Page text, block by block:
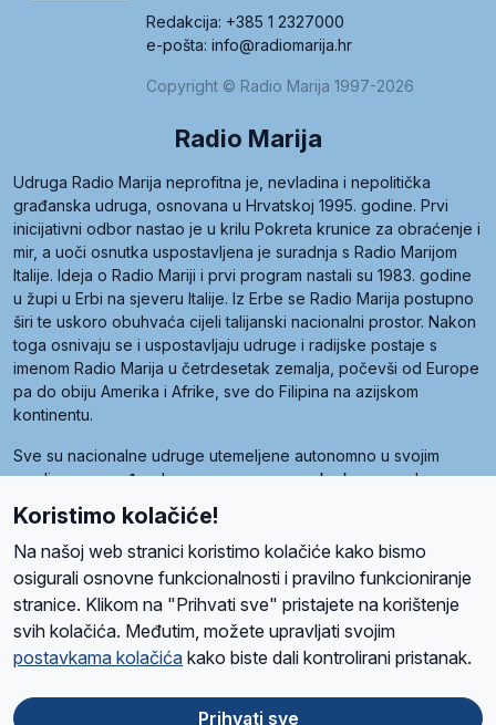
Redakcija: +385 1 2327000
e-pošta: info@radiomarija.hr
Copyright © Radio Marija 1997-2026
Radio Marija
Udruga Radio Marija neprofitna je, nevladina i nepolitička
građanska udruga, osnovana u Hrvatskoj 1995. godine. Prvi
inicijativni odbor nastao je u krilu Pokreta krunice za obraćenje i
mir, a uoči osnutka uspostavljena je suradnja s Radio Marijom
Italije. Ideja o Radio Mariji i prvi program nastali su 1983. godine
u župi u Erbi na sjeveru Italije. Iz Erbe se Radio Marija postupno
širi te uskoro obuhvaća cijeli talijanski nacionalni prostor. Nakon
toga osnivaju se i uspostavljaju udruge i radijske postaje s
imenom Radio Marija u četrdesetak zemalja, počevši od Europe
pa do obiju Amerika i Afrike, sve do Filipina na azijskom
kontinentu.
Sve su nacionalne udruge utemeljene autonomno u svojim
zemljama, a međusobna su povezane preko krovne udruge
pod nazivom Svjetska obitelj Radio Marije (World Family of
Radio Maria). Svjetsku obitelj utemeljilo je sedam članica, među
kojima je i hrvatska Udruga Radio Marija.
O namaRadio ProgramVolonteriPrijateljiKontaktPravila privatnosti
Ova stranica je zaštićena Google reCAPTCHA sustavom
Koristimo kolačiće!
Na našoj web stranici koristimo kolačiće kako bismo
osigurali osnovne funkcionalnosti i pravilno funkcioniranje
stranice. Klikom na "Prihvati sve" pristajete na korištenje
svih kolačića. Međutim, možete upravljati svojim
postavkama kolačića kako biste dali kontrolirani pristanak.
Prihvati sve